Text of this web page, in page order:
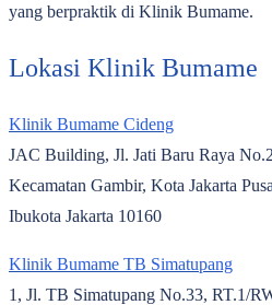
yang berpraktik di Klinik Bumame.
Lokasi Klinik Bumame
Klinik Bumame Cideng
JAC Building, Jl. Jati Baru Raya
Kecamatan Gambir, Kota Jakarta
Ibukota Jakarta 10160
Klinik Bumame TB Simatupang
1, Jl. TB Simatupang No.33, RT.1/